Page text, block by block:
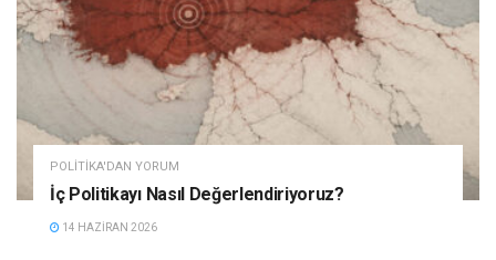
POLITIKA'DAN YORUM
İç Politikayı Nasıl Değerlendiriyoruz?
14 HAZIRAN 2026